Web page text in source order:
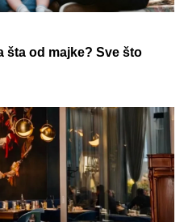
šta od majke? Sve što